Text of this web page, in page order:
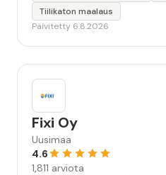
hyvä, yhteydenpito
huolellisesti. Suosittelen.
Tiilikaton maalaus
Päivitetty 6.8.2026
Fixi Oy
Uusimaa
4.6
1,811 arviota